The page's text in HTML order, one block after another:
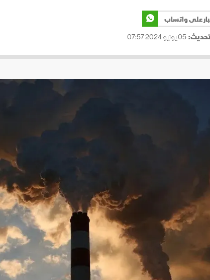
على واتساب
05 يونيو 2024 07:57